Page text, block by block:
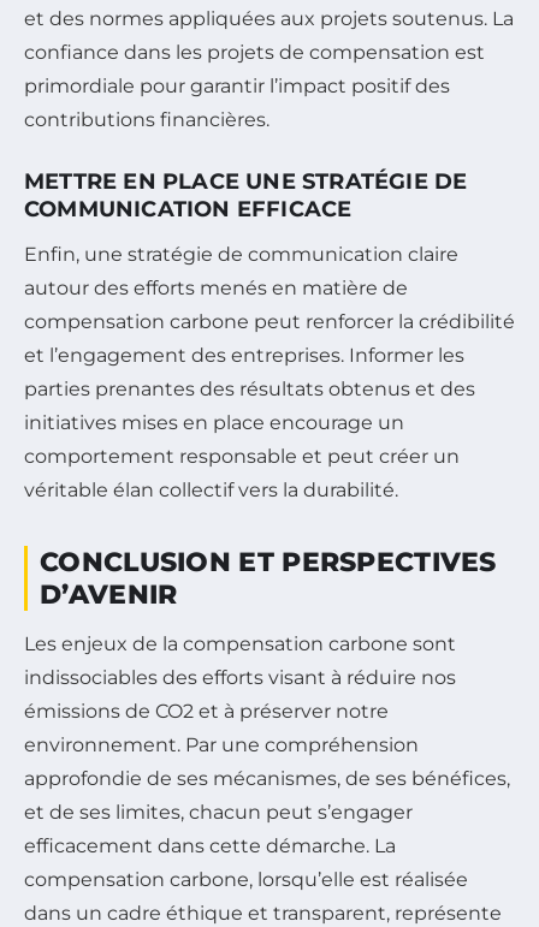
et des normes appliquées aux projets soutenus. La
confiance dans les projets de compensation est
primordiale pour garantir l’impact positif des
contributions financières.
METTRE EN PLACE UNE STRATÉGIE DE
COMMUNICATION EFFICACE
Enfin, une stratégie de communication claire
autour des efforts menés en matière de
compensation carbone peut renforcer la crédibilité
et l’engagement des entreprises. Informer les
parties prenantes des résultats obtenus et des
initiatives mises en place encourage un
comportement responsable et peut créer un
véritable élan collectif vers la durabilité.
CONCLUSION ET PERSPECTIVES
D’AVENIR
Les enjeux de la compensation carbone sont
indissociables des efforts visant à réduire nos
émissions de CO2 et à préserver notre
environnement. Par une compréhension
approfondie de ses mécanismes, de ses bénéfices,
et de ses limites, chacun peut s’engager
efficacement dans cette démarche. La
compensation carbone, lorsqu’elle est réalisée
dans un cadre éthique et transparent, représente